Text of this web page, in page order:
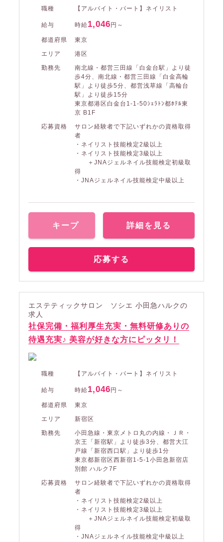
職種 【アルバイト・パート】ネイリスト
給与 時給1,046 円～
都道府県
東京
エリア
港区
勤務先
南北線・都営三田線「白金台駅」より徒
歩4分、南北線・都営三田線「白金高輪
駅」より徒歩5分、都営浅草線「高輪台
駅」より徒歩15分
東京都港区白金台1-1-50ｼｪﾗﾄﾝ都ﾎﾃﾙ東
京 B1F
応募資格
サロン経験者で下記いずれかの資格取得
者
・ネイリスト技能検定2級以上
・ネイリスト技能検定3級以上
＋JNAジェルネイル技能検定初級取
得
・JNAジェルネイル技能検定中級以上
キープ 詳細を見る
応募する
エステティックサロン ソシエ 小田急ハルクの
求人
社保完備・福利厚生充実・無料研修ありの
待遇充実♪ 美容が好きな方にピッタリ！
職種 【アルバイト・パート】ネイリスト
給与 時給1,046 円～
都道府県
東京
エリア
新宿区
勤務先
小田急線・東京メトロ丸の内線・ＪＲ・
京王「新宿駅」より徒歩3分、都営大江
戸線「新宿西口駅」より徒歩1分
東京都新宿区西新宿1-5-1小田急新宿店
別館 ハルク7F
応募資格
サロン経験者で下記いずれかの資格取得
者
・ネイリスト技能検定2級以上
・ネイリスト技能検定3級以上
＋JNAジェルネイル技能検定初級取
得
・JNAジェルネイル技能検定中級以上